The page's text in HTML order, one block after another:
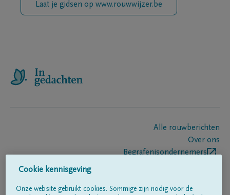
Laat je gidsen op www.rouwwijzer.be
Alle rouwberichten
Over ons
Begrafenisondernemers
Cookie kennisgeving
Onze website gebruikt cookies. Sommige zijn nodig voor de